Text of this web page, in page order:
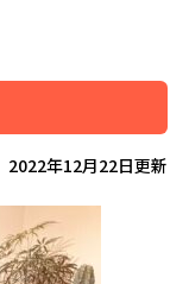
2022年12月22日更新